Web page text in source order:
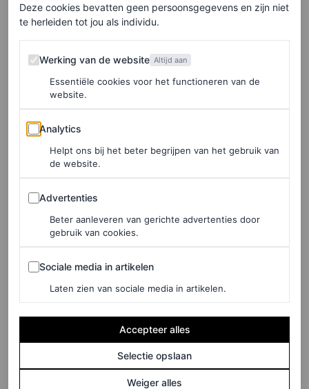
©MANGO
Imitatieleren schoudertas, € 45,99
HIER TE KOOP
Toteme Scooped Sling bag
Deze cookies bevatten geen persoonsgegevens en zijn niet
te herleiden tot jou als individu.
Werking van de website
Werking van de website Altijd aan
Essentiële cookies voor het functioneren van de
website.
Analytics
Analytics
Helpt ons bij het beter begrijpen van het gebruik van
de website.
Advertenties
Advertenties
Beter aanleveren van gerichte advertenties door
gebruik van cookies.
Sociale media in artikelen
Sociale media in artikelen
Laten zien van sociale media in artikelen.
Accepteer alles
Selectie opslaan
Weiger alles